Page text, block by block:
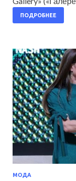
ПОДРОБНЕЕ
МОДА